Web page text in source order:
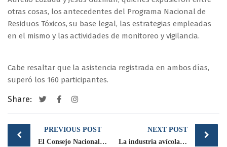
otras cosas, los antecedentes del Programa Nacional de
Residuos Tóxicos, su base legal, las estrategias empleadas
en el mismo y las actividades de monitoreo y vigilancia.
Cabe resaltar que la asistencia registrada en ambos días,
superó los 160 participantes.
Share:
Post
navigation
PREVIOUS POST
El Consejo Nacional Agropecuario presenta: Foro Global Agroalimentario
NEXT POST
La industria avícola trabaja con SADER-SENASICA para contener influenza aviar H5N1